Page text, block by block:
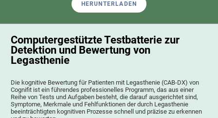
HERUNTERLADEN
Computergestützte Testbatterie zur
Detektion und Bewertung von
Legasthenie
Die kognitive Bewertung für Patienten mit Legasthenie (CAB-DX) von
Cognifit ist ein führendes professionelles Programm, das aus einer
Reihe von Tests und Aufgaben besteht, die darauf ausgerichtet sind,
Symptome, Merkmale und Fehlfunktionen der durch Legasthenie
beeinträchtigten kognitiven Prozesse schnell und präzise zu erkennen